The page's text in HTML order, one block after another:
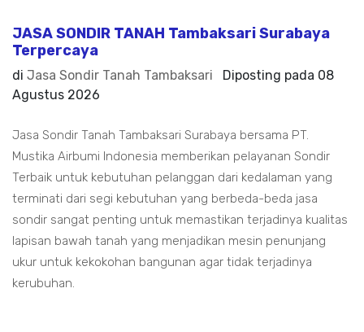
JASA SONDIR TANAH Tambaksari Surabaya
Terpercaya
di Jasa Sondir Tanah Tambaksari Diposting pada 08
Agustus 2026
Jasa Sondir Tanah Tambaksari Surabaya bersama PT.
Mustika Airbumi Indonesia memberikan pelayanan Sondir
Terbaik untuk kebutuhan pelanggan dari kedalaman yang
terminati dari segi kebutuhan yang berbeda-beda jasa
sondir sangat penting untuk memastikan terjadinya kualitas
lapisan bawah tanah yang menjadikan mesin penunjang
ukur untuk kekokohan bangunan agar tidak terjadinya
kerubuhan.